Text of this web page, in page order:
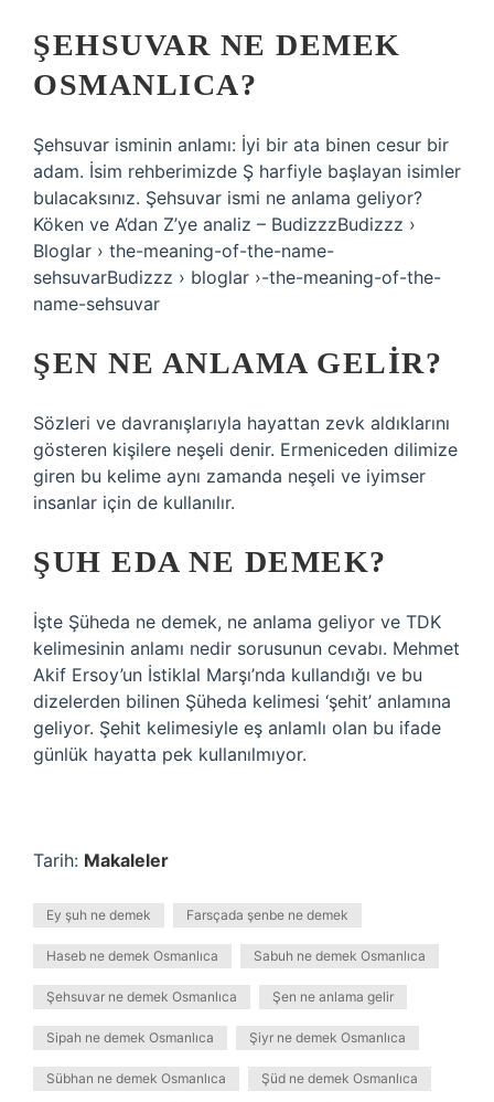
ŞEHSUVAR NE DEMEK
OSMANLICA?
Şehsuvar isminin anlamı: İyi bir ata binen cesur bir
adam. İsim rehberimizde Ş harfiyle başlayan isimler
bulacaksınız. Şehsuvar ismi ne anlama geliyor?
Köken ve A’dan Z’ye analiz – BudizzzBudizzz ›
Bloglar › the-meaning-of-the-name-
sehsuvarBudizzz › bloglar ›-the-meaning-of-the-
name-sehsuvar
ŞEN NE ANLAMA GELIR?
Sözleri ve davranışlarıyla hayattan zevk aldıklarını
gösteren kişilere neşeli denir. Ermeniceden dilimize
giren bu kelime aynı zamanda neşeli ve iyimser
insanlar için de kullanılır.
ŞUH EDA NE DEMEK?
İşte Şüheda ne demek, ne anlama geliyor ve TDK
kelimesinin anlamı nedir sorusunun cevabı. Mehmet
Akif Ersoy’un İstiklal Marşı’nda kullandığı ve bu
dizelerden bilinen Şüheda kelimesi ‘şehit’ anlamına
geliyor. Şehit kelimesiyle eş anlamlı olan bu ifade
günlük hayatta pek kullanılmıyor.
Tarih: Makaleler
Ey şuh ne demek Farsçada şenbe ne demek
Haseb ne demek Osmanlıca Sabuh ne demek Osmanlıca
Şehsuvar ne demek Osmanlıca Şen ne anlama gelir
Sipah ne demek Osmanlıca Şiyr ne demek Osmanlıca
Sübhan ne demek Osmanlıca Şüd ne demek Osmanlıca